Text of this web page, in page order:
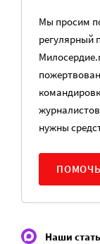
Мы просим
регулярный
нужны
Наши